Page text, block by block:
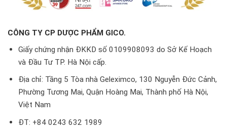
CÔNG TY CP DƯỢC PHẨM GICO.
Giấy chứng nhận ĐKKD số 0109908093 do Sở Kế Hoạch
và Đầu Tư TP. Hà Nội cấp.
Địa chỉ: Tầng 5 Tòa nhà Geleximco, 130 Nguyễn Đức Cảnh,
Phường Tương Mai, Quận Hoàng Mai, Thành phố Hà Nội,
Việt Nam
ĐT: +84 0243 632 1989